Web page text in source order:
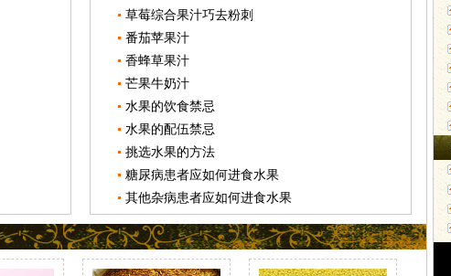
草莓综合果汁巧去粉刺
番茄苹果汁
香蜂草果汁
芒果牛奶汁
水果的饮食禁忌
水果的配伍禁忌
挑选水果的方法
糖尿病患者应如何进食水果
其他杂病患者应如何进食水果